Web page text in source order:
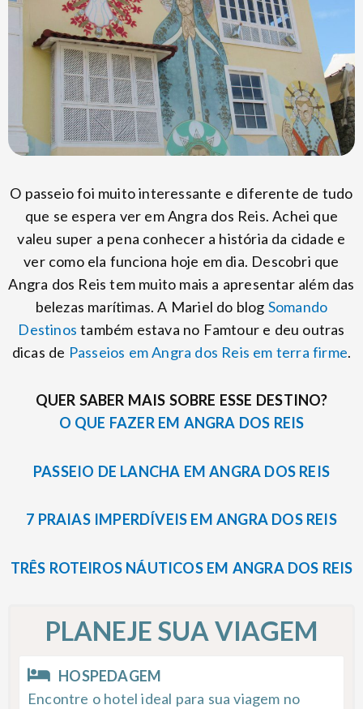
O passeio foi muito interessante e diferente de tudo
que se espera ver em Angra dos Reis. Achei que
valeu super a pena conhecer a história da cidade e
ver como ela funciona hoje em dia. Descobri que
Angra dos Reis tem muito mais a apresentar além das
belezas marítimas. A Mariel do blog Somando
Destinos também estava no Famtour e deu outras
dicas de Passeios em Angra dos Reis em terra firme.
QUER SABER MAIS SOBRE ESSE DESTINO?
O QUE FAZER EM ANGRA DOS REIS
PASSEIO DE LANCHA EM ANGRA DOS REIS
7 PRAIAS IMPERDÍVEIS EM ANGRA DOS REIS
TRÊS ROTEIROS NÁUTICOS EM ANGRA DOS REIS
PLANEJE SUA VIAGEM
HOSPEDAGEM
Encontre o hotel ideal para sua viagem no